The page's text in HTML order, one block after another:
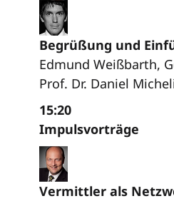
Begrüßung und
Edmund Weißbarth,
Prof. Dr. Daniel
15:20
Impulsvorträge
Vermittler als